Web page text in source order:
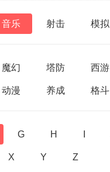
音乐 射击 模拟
魔幻 塔防 西游
动漫 养成 格斗
G H
X Y Z